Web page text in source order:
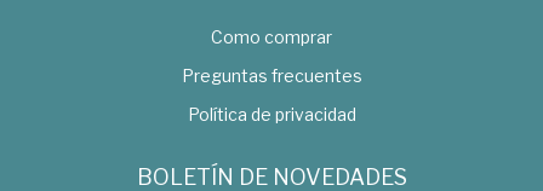
Como comprar
Preguntas frecuentes
Política de privacidad
BOLETÍN DE NOVEDADES